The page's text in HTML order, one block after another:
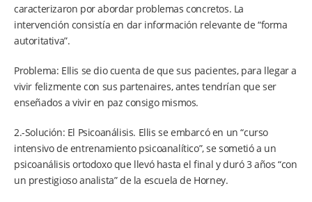
caracterizaron por abordar problemas concretos. La
intervención consistía en dar información relevante de “forma
autoritativa”.
Problema: Ellis se dio cuenta de que sus pacientes, para llegar a
vivir felizmente con sus partenaires, antes tendrían que ser
enseñados a vivir en paz consigo mismos.
2.-Solución: El Psicoanálisis. Ellis se embarcó en un “curso
intensivo de entrenamiento psicoanalítico”, se sometió a un
psicoanálisis ortodoxo que llevó hasta el final y duró 3 años “con
un prestigioso analista” de la escuela de Horney.